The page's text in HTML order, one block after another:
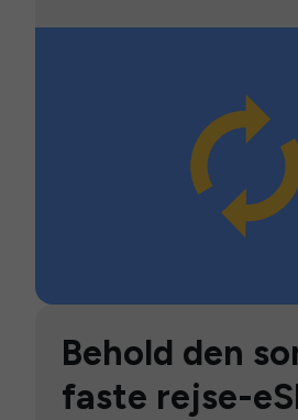
Behold den
faste rejse-